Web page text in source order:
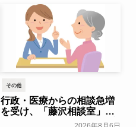
年8月オープン～サン・ライ
フホールディング～
一般公開
その他
行政・医療からの相談急増
を受け、「藤沢相談室」を
開設～アドバンスライフプ